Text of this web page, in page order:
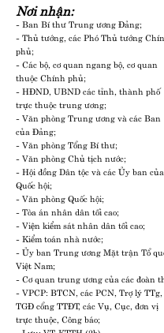
Nơi nhận:
- Ban Bí thư Trung ương Đảng;
- Thủ tướng, các Phó Thủ tướng
phủ;
- Các bộ, cơ quan ngang bộ, cơ quan
thuộc Chính phủ;
- HĐND, UBND các tỉnh, thành phố
trực thuộc trung ương;
- Văn phòng Trung ương và các Ban
của Đảng;
- Văn phòng Tổng Bí thư;
- Văn phòng Chủ tịch nước;
- Hội đồng Dân tộc và các Ủy ban của
Quốc hội;
- Văn phòng Quốc hội;
- Tòa án nhân dân tối cao;
- Viện kiểm sát nhân dân tối cao;
- Kiểm toán nhà nước;
- Ủy ban Trung ương Mặt trận Tổ
Việt Nam;
- Cơ quan trung ương của các đoàn
- VPCP: BTCN, các PCN, Trợ lý TTg,
TGĐ cổng TTĐT, các Vụ, Cục, đơn vị
trực thuộc, Công báo;